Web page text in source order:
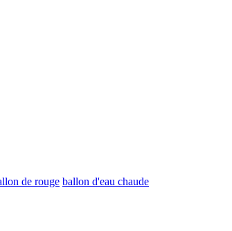
de rouge ballon d'eau chaude